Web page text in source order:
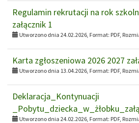
Regulamin rekrutacji na rok
załącznik 1
Utworzono dnia 24.02.2026, Format: PDF,
Karta zgłoszeniowa 2026 2027
Utworzono dnia 13.04.2026, Format: PDF,
Deklaracja_Kontynuacji
Utworzono dnia 24.02.2026, Format: PDF,